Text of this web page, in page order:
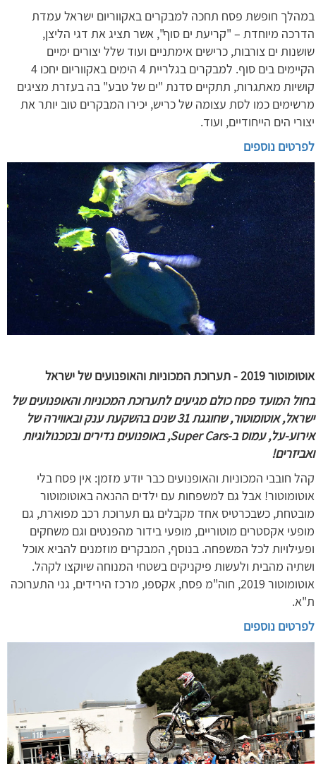
במהלך חופשת פסח תחכה למבקרים באקווריום ישראל עמדת
הדרכה מיוחדת – "קריעת ים סוף", אשר תציג את דגי הליצן,
שושנות ים צורבות, כרישים אימתניים ועוד שלל יצורים ימיים
הקיימים בים סוף. למבקרים בגלריית 4 הימים באקווריום יחכו 4
קושיות מאתגרות, תתקיים סדנת "ים של טבע" בה בעזרת מציגים
מרשימים כמו לסת עצומה של כריש, יכירו המבקרים טוב יותר את
יצורי הים הייחודיים, ועוד.
לפרטים נוספים
אוטומוטור 2019 - תערוכת המכוניות והאופנועים של ישראל
בחול המועד פסח כולם מגיעים לתערוכת המכוניות והאופנועים של
ישראל, אוטומוטור, שחוגגת 31 שנים בהשקעת ענק ובאווירה של
אירוע-על, עמוס ב-Super Cars, באופנועים נדירים ובטכנולוגיות
ואביזרים!
קהל חובבי המכוניות והאופנועים כבר יודע מזמן: אין פסח בלי
אוטומוטור! אבל גם למשפחות עם ילדים ההנאה באוטומוטור
מובטחת, כשבכרטיס אחד מקבלים גם תערוכת רכב מפוארת, גם
מופעי אקסטרים מוטוריים, מופעי בידור מהפנטים וגם משחקים
ופעילויות לכל המשפחה. בנוסף, המבקרים מוזמנים להביא אוכל
ושתיה מהבית ולעשות פיקניקים בשטחי המנוחה שיוקצו לקהל.
אוטומוטור 2019, חוה"מ פסח, אקספו, מרכז הירידים, גני התערוכה
ת"א.
לפרטים נוספים